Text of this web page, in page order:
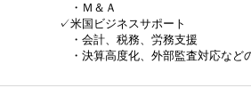
・Ｍ＆Ａ
✓米国ビジネスサポート
・会計、税務、労務支援
・決算高度化、外部監査対応など